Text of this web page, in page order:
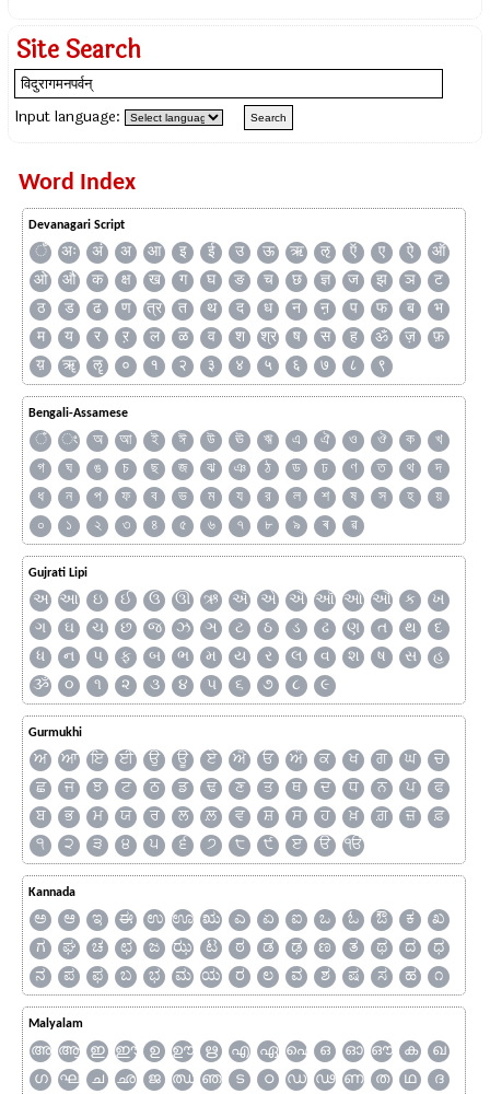
Site Search
Input language:
Word Index
Devanagari Script
ँ अः अं अ आ इ ई उ ऊ ऋ ऌ ऍ ए ऐ
ऑ
ओ
औ क क्ष ख ग घ ङ च छ ज्ञ ज झ ञ
ट
ठ
ड ढ ण त्र त थ द ध न ऩ प फ ब
भ
म
य र ऱ ल ळ व श श्र ष स ह ॐ ज़
फ़
य़
ॠ ॡ ० १ २ ३ ४ ५ ६ ७ ८ ९
Bengali-Assamese
ঁ ং অ আ ই ঈ উ ঊ ঋ এ ঐ ও ঔ ক
খ
গ
ঘ ঙ চ ছ জ ঝ ঞ ঠ ড ঢ ণ ত থ
দ
ধ
ন প ফ ব ভ ম য র ল শ ষ স হ
য়
০
১ ২ ৩ ৪ ৫ ৬ ৭ ৮ ৯ ৰ ৱ
Gujrati Lipi
અ આ ઇ ઈ ઉ ઊ ઋ ઍ એ ઐ ઑ ઓ ઔ ક
ખ
ગ
ઘ ચ છ જ ઝ ઞ ટ ઠ ડ ઢ ણ ત થ
દ
ધ
ન પ ફ બ ભ મ ય ર લ વ શ ષ સ
હ
ૐ
૦ ૧ ૨ ૩ ૪ ૫ ૬ ૭ ૮ ૯
Gurmukhi
ਅ ਆ ਇ ਈ ਉ ਊ ਏ ਐ ਓ ਔ ਕ ਖ ਗ ਘ
ਚ
ਛ
ਜ ਝ ਟ ਠ ਡ ਢ ਣ ਤ ਥ ਦ ਧ ਨ ਪ
ਫ
ਬ
ਭ ਮ ਯ ਰ ਲ ਲ਼ ਵ ਸ਼ ਸ ਹ ਖ਼ ਗ਼ ਜ਼
ਫ਼
੧
੨ ੩ ੪ ੫ ੬ ੭ ੮ ੯ ੲ ੳ ੴ
Kannada
ಅ ಆ ಇ ಈ ಉ ಊ ಋ ಎ ಏ ಐ ಒ ಓ ಔ ಕ
ಖ
ಗ
ಘ ಚ ಛ ಜ ಝ ಟ ಠ ಡ ಢ ಣ ತ ಥ ದ
ಧ
ನ
ಪ ಫ ಬ ಭ ಮ ಯ ರ ಲ ವ ಶ ಷ ಸ ಹ ೧
Malyalam
അ ആ ഇ ഈ ഉ ഊ ഋ എ ഏ ഐ ഒ ഓ ഔ ക
ഖ
ഗ
ഘ ച ഛ ജ ഝ ഞ ട ഠ ഡ ഢ ണ ത ഥ
ദ